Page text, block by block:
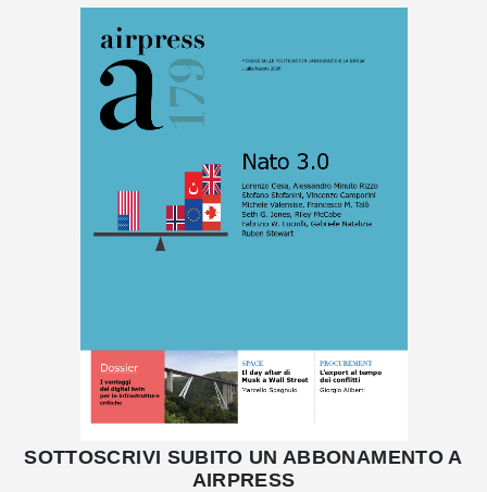
SOTTOSCRIVI SUBITO UN ABBONAMENTO A
AIRPRESS